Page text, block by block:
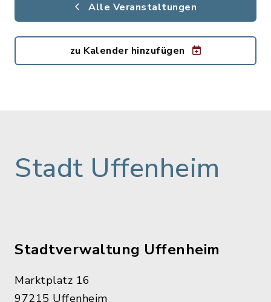
Alle Veranstaltungen
zu Kalender hinzufügen
Stadt Uffenheim
Stadtverwaltung Uffenheim
Marktplatz 16
97215 Uffenheim